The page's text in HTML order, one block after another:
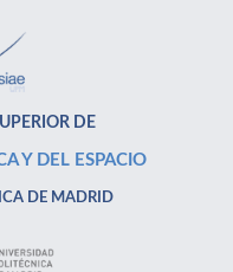
DE
Y DEL ESPACIO
DE MADRID